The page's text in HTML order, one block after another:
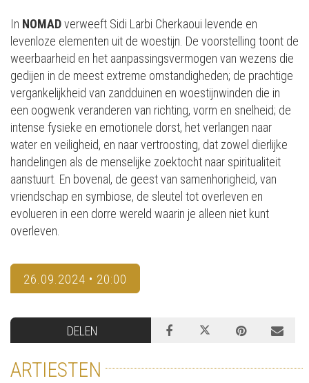
In NOMADverweeft Sidi Larbi Cherkaoui levende en
levenloze elementen uit de woestijn. De voorstelling toont de
weerbaarheid en het aanpassingsvermogen van wezens die
gedijen in de meest extreme omstandigheden; de prachtige
vergankelijkheid van zandduinen en woestijnwinden die in
een oogwenk veranderen van richting, vorm en snelheid; de
intense fysieke en emotionele dorst, het verlangen naar
water en veiligheid, en naar vertroosting, dat zowel dierlijke
handelingen als de menselijke zoektocht naar spiritualiteit
aanstuurt. En bovenal, de geest van samenhorigheid, van
vriendschap en symbiose, de sleutel tot overleven en
evolueren in een dorre wereld waarin je alleen niet kunt
overleven.
26.09.2024 • 20:00
DELEN
ARTIESTEN